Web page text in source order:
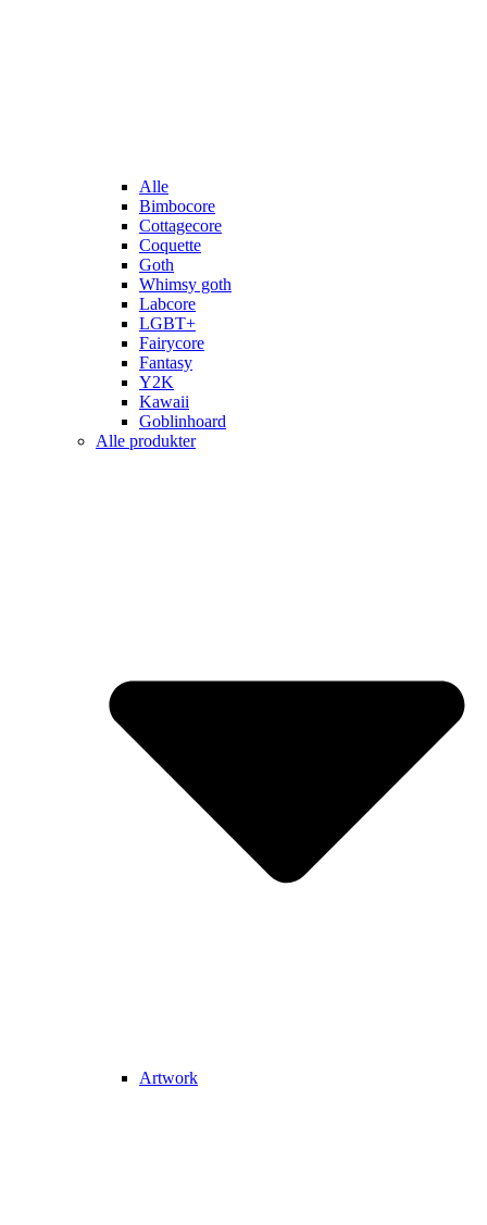
Alle
Bimbocore
Cottagecore
Coquette
Goth
Whimsy goth
Labcore
LGBT+
Fairycore
Fantasy
Y2K
Kawaii
Goblinhoard
Alle produkter
Artwork